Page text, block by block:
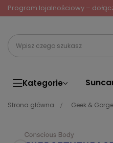
Program lojalnościowy –
Kategorie
Strona główna Geek &